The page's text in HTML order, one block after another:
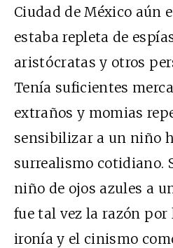
Ciudad de México aún
estaba repleta de
aristócratas y otros
Tenía suficientes
extraños y momias
sensibilizar a un niño
surrealismo cotidiano.
niño de ojos azules a
fue tal vez la razón
ironía y el cinismo